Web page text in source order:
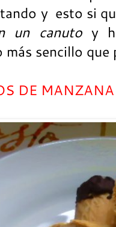
y esto si
un canutoy
sencillo
DE